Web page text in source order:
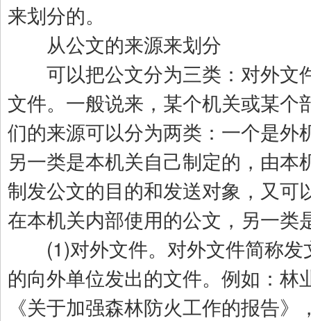
来划分的。
从公文的来源来划分
可以把公文分为三类：对外文
文件。一般说来，某个机关或某个
们的来源可以分为两类：一个是外
另一类是本机关自己制定的，由本
制发公文的目的和发送对象，又可
在本机关内部使用的公文，另一类
(1)对外文件。对外文件简称发
的向外单位发出的文件。例如：林
《关于加强森林防火工作的报告